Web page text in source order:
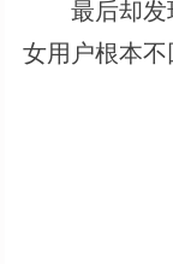
最后却发现
女用户根本不